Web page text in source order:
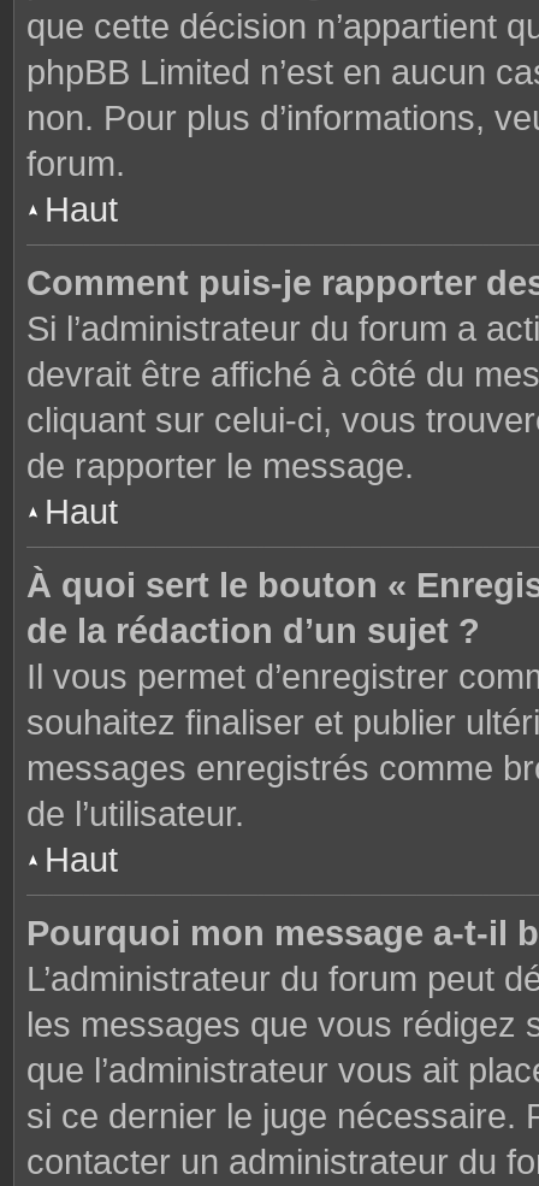
que cette décision n’appartient
phpBB Limited n’est en aucun
non. Pour plus d’informations,
forum.
Haut
Comment puis-je rapporter
Si l’administrateur du forum a
devrait être affiché à côté du
cliquant sur celui-ci, vous
de rapporter le message.
Haut
À quoi sert le bouton «
de la rédaction d’un sujet ?
Il vous permet d’enregistrer
souhaitez finaliser et publier
messages enregistrés comme
de l’utilisateur.
Haut
Pourquoi mon message a-t-il
L’administrateur du forum peut
les messages que vous rédigez
que l’administrateur vous ait
si ce dernier le juge nécessaire.
contacter un administrateur du